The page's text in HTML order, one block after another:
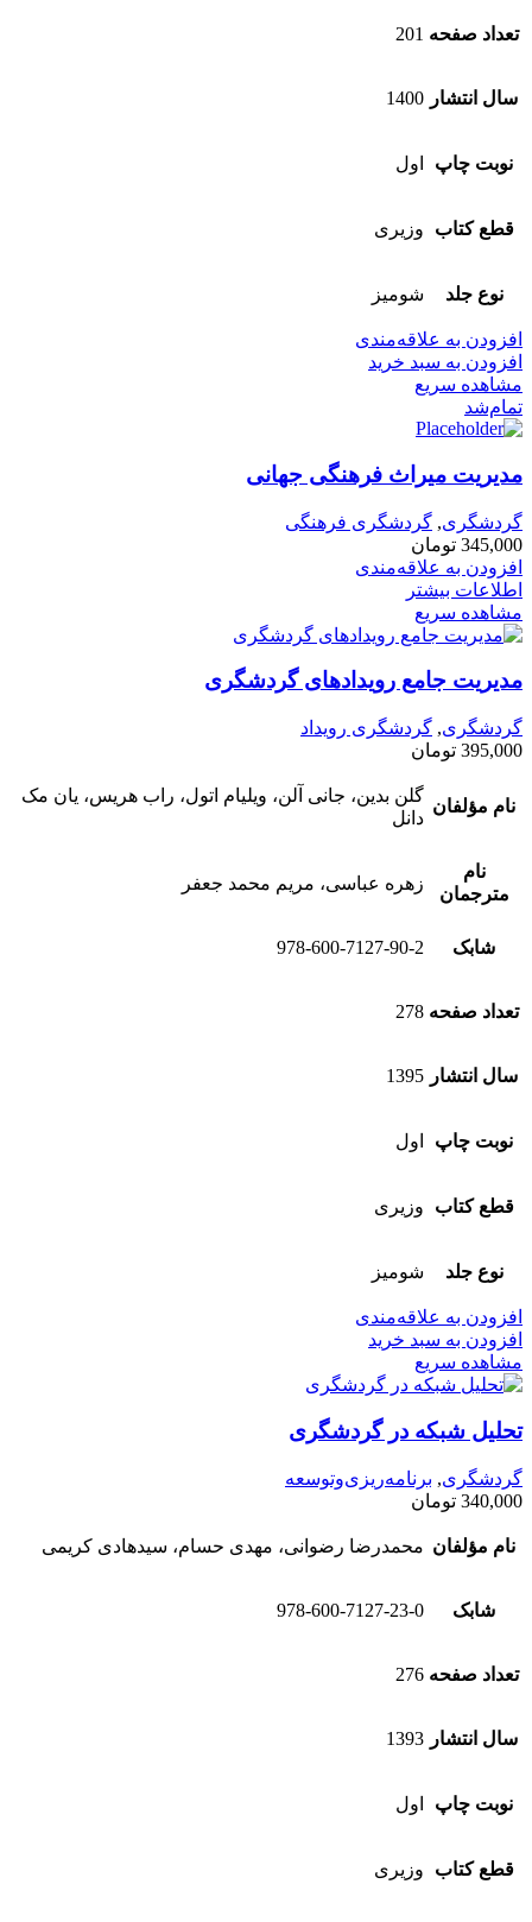
تعداد صفحه 201
سال انتشار 1400
نوبت چاپ اول
قطع کتاب وزیری
نوع جلد شومیز
افزودن به علاقه‌مندی
افزودن به سبد خرید
مشاهده سریع
تمام‌شد
مدیریت میراث فرهنگی جهانی
گردشگری, گردشگری فرهنگی
345,000 تومان
افزودن به علاقه‌مندی
اطلاعات بیشتر
مشاهده سریع
مدیریت جامع رویدادهای گردشگری
گردشگری, گردشگری رویداد
395,000 تومان
نام مؤلفان
گلن بدین، جانی آلن، ویلیام اتول، راب هریس، یان مک
دانل
نام
مترجمان
زهره عباسی، مریم محمد جعفر
شابک 978-600-7127-90-2
تعداد صفحه 278
سال انتشار 1395
نوبت چاپ اول
قطع کتاب وزیری
نوع جلد شومیز
افزودن به علاقه‌مندی
افزودن به سبد خرید
مشاهده سریع
تحلیل شبکه در گردشگری
گردشگری, برنامه‌ریزی‌وتوسعه
340,000 تومان
نام مؤلفان محمدرضا رضوانی، مهدی حسام، سیدهادی کریمی
شابک 978-600-7127-23-0
تعداد صفحه 276
سال انتشار 1393
نوبت چاپ اول
قطع کتاب وزیری